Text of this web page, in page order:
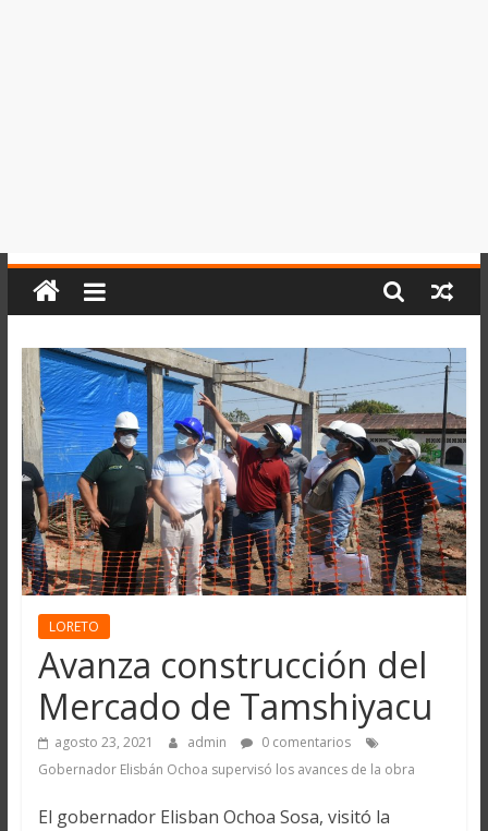
LORETO
Avanza construcción del
Mercado de Tamshiyacu
agosto 23, 2021 admin
0 comentarios
Gobernador Elisbán Ochoa supervisó los avances de la obra
El gobernador Elisban Ochoa Sosa, visitó la